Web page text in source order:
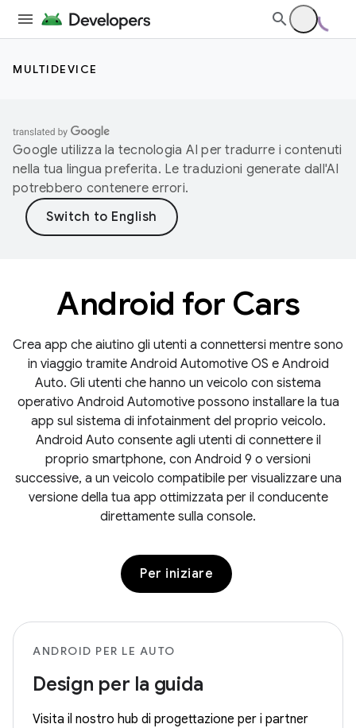
MULTIDEVICE
Google utilizza la tecnologia AI per tradurre i contenuti
nella tua lingua preferita. Le traduzioni generate dall'AI
potrebbero contenere errori.
Android for Cars
Crea app che aiutino gli utenti a connettersi mentre sono
in viaggio tramite Android Automotive OS e Android
Auto. Gli utenti che hanno un veicolo con sistema
operativo Android Automotive possono installare la tua
app sul sistema di infotainment del proprio veicolo.
Android Auto consente agli utenti di connettere il
proprio smartphone, con Android 9 o versioni
successive, a un veicolo compatibile per visualizzare una
versione della tua app ottimizzata per il conducente
direttamente sulla console.
Per iniziare
ANDROID PER LE AUTO
Design per la guida
Visita il nostro hub di progettazione per i partner